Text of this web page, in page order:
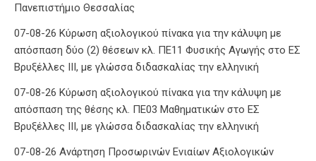
Πανεπιστήμιο Θεσσαλίας
07-08-26 Κύρωση αξιολογικού πίνακα για την κάλυψη με
απόσπαση δύο (2) θέσεων κλ. ΠΕ11 Φυσικής Αγωγής στο ΕΣ
Βρυξέλλες ΙΙΙ, με γλώσσα διδασκαλίας την ελληνική
07-08-26 Κύρωση αξιολογικού πίνακα για την κάλυψη με
απόσπαση της θέσης κλ. ΠΕ03 Μαθηματικών στο ΕΣ
Βρυξέλλες ΙΙΙ, με γλώσσα διδασκαλίας την ελληνική
07-08-26 Ανάρτηση Προσωρινών Ενιαίων Αξιολογικών